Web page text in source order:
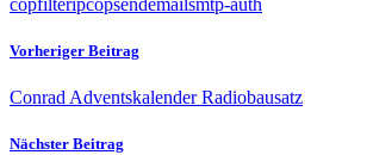
Vorheriger Beitrag
Conrad Adventskalender Radiobausatz
Nächster Beitrag